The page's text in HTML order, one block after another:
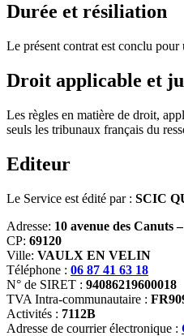
Durée et résiliation
Le présent contrat est conclu
Droit applicable et
Les règles en matière de droit,
seuls les tribunaux français du
Editeur
Le Service est édité par : SCIC
Adresse: 10 avenue des Canuts
CP: 69120
Ville: VAULX EN VELIN
Téléphone : 06 87 41 63 18
N° de SIRET : 94086219600018
TVA Intra-communautaire :
Activités : 7112B
Adresse de courrier électronique :